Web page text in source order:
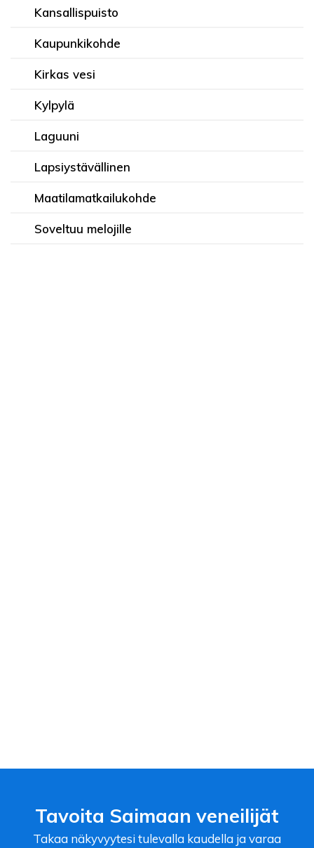
Kansallispuisto
Kaupunkikohde
Kirkas vesi
Kylpylä
Laguuni
Lapsiystävällinen
Maatilamatkailukohde
Soveltuu melojille
Tavoita Saimaan veneilijät
Takaa näkyvyytesi tulevalla kaudella ja varaa